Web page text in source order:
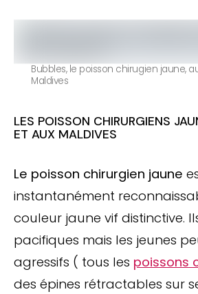
Bubbles, le poisson chirugien jaune,
Maldives
LES POISSON CHIRURGIENS
ET AUX MALDIVES
Le poisson chirurgien jaune
instantanément
couleur jaune vif distinctive.
pacifiques mais les jeunes
agressifs ( tous les poissons
des épines rétractables sur